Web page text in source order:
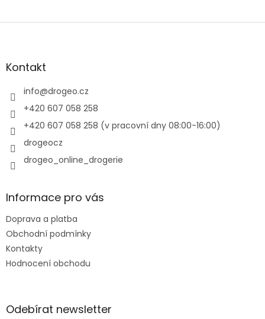
Z
aKontakt
info@drogeo.cz
+420 607 058 258
+420 607 058 258 (v pracovní dny 08:00-16:00)
drogeocz
drogeo_online_drogerie
Informace pro vás
Doprava a platba
Obchodní podmínky
Kontakty
Hodnocení obchodu
Odebírat newsletter